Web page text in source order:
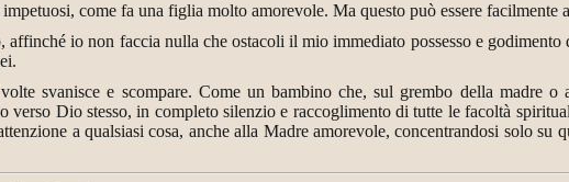
come fa una figlia molto amorevole. Ma questo può essere facilmente
io non faccia nulla che ostacoli il mio immediato possesso e
svanisce e scompare. Come un bambino che, sul grembo della madre o
Dio stesso, in completo silenzio e raccoglimento di tutte le facoltà
a qualsiasi cosa, anche alla Madre amorevole, concentrandosi solo su